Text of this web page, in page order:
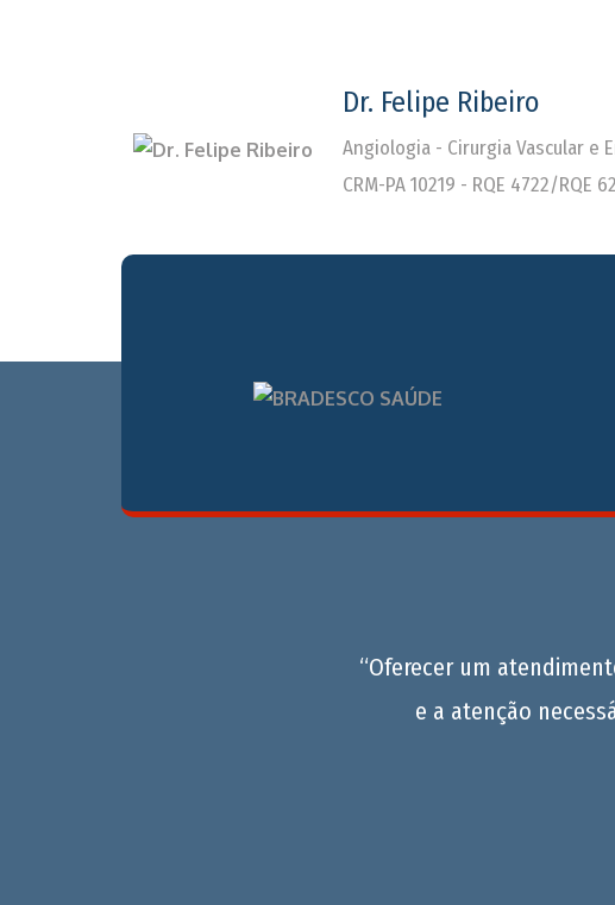
Dr. Felipe Ribeiro
Angiologia - Cirurgia Vascular e
CRM-PA 10219 - RQE 4722/RQE
“Oferecer um
e a atenção